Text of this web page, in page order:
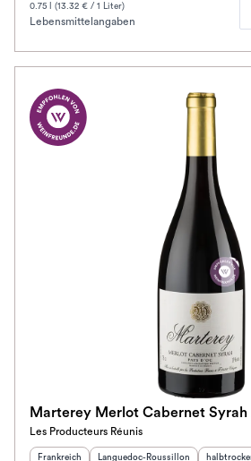
0.75 l (13.32 € / 1 Liter)
Lebensmittelangaben
Marterey Merlot Cabernet Syrah
Les Producteurs Réunis
Herkunftsland
Frankreich Herkunftsregion:
Languedoc-Roussillon